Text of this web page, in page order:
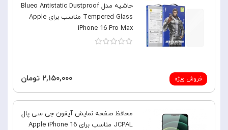
فروش ویژه
حاشیه مدل Blueo Antistatic Dustproof
Tempered Glass مناسب برای Apple
iPhone 16 Pro Max
۲,۱۵۰,۰۰۰ تومان
محافظ صفحه نمایش آیفون جی سی پال
JCPAL مناسب برای Apple iPhone 16